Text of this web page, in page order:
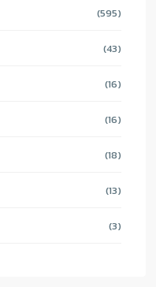
(595)
(43)
(16)
(16)
(18)
(13)
(3)